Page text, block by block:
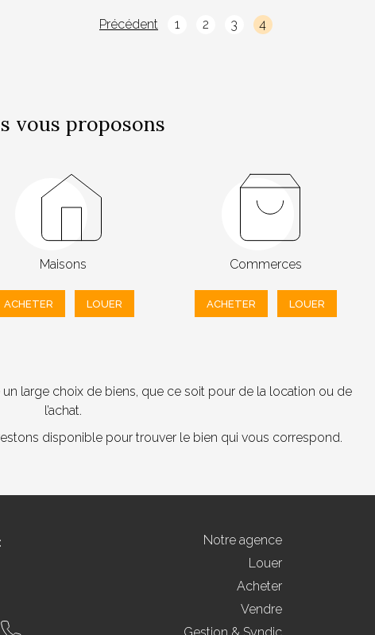
Précédent 1 2 3 4
vous proposons
Maisons
ACHETER LOUER
Commerces
ACHETER LOUER
large choix de biens, que ce soit pour de la location ou de
l’achat.
disponible pour trouver le bien qui vous correspond.
Notre agence
Louer
Acheter
Vendre
Gestion & Syndic